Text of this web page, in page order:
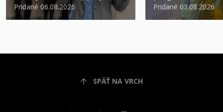
Pridané 06.08.2026 Pridané 03.08.2026
SPÄŤ NA VRCH